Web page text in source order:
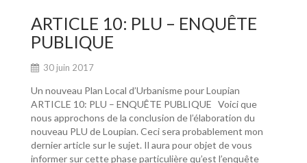
o
o
k
er
ARTICLE 10: PLU – ENQUÊTE
PUBLIQUE
30 juin 2017
Un nouveau Plan Local d’Urbanisme pour Loupian
ARTICLE 10: PLU – ENQUÊTE PUBLIQUE Voici que
nous approchons de la conclusion de l’élaboration du
nouveau PLU de Loupian. Ceci sera probablement mon
dernier article sur le sujet. Il aura pour objet de vous
informer sur cette phase particulière qu’est l’enquête